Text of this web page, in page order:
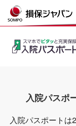
入院パスポ
入院パスポート